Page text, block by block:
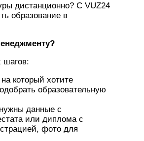
дистанционно? С VUZ24
образование в
шагов:
который хотите
образовательную
данные с
или диплома с
фото для